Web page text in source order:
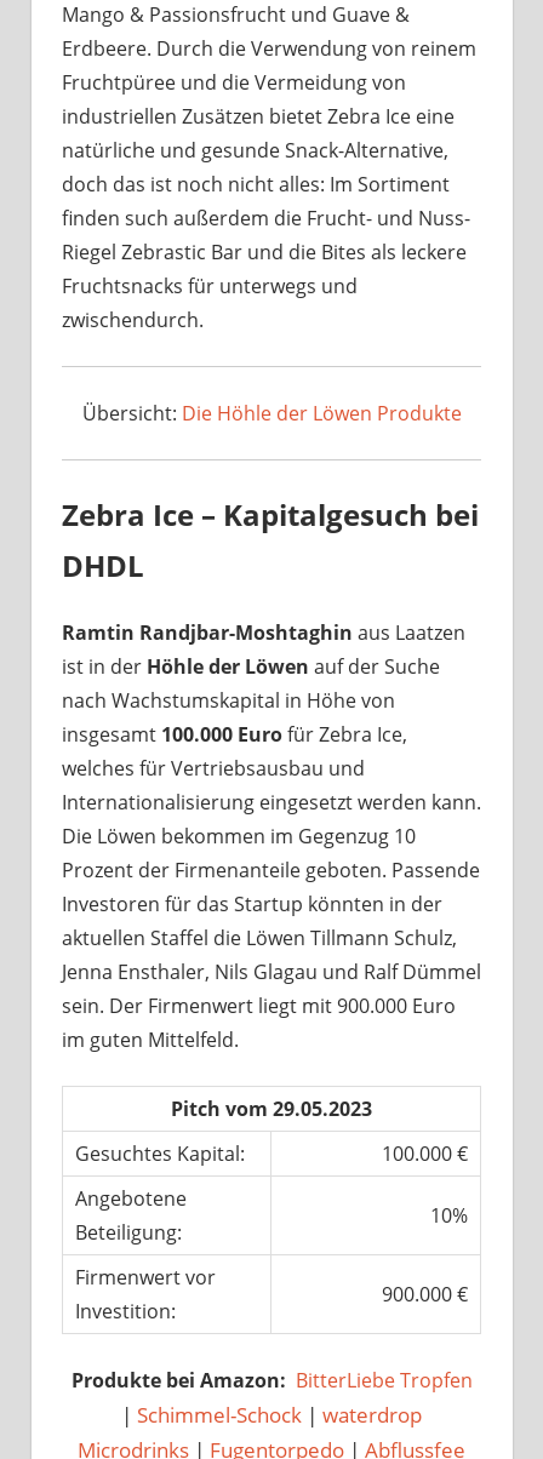
Mango & Passionsfrucht und Guave &
Erdbeere. Durch die Verwendung von reinem
Fruchtpüree und die Vermeidung von
industriellen Zusätzen bietet Zebra Ice eine
natürliche und gesunde Snack-Alternative,
doch das ist noch nicht alles: Im Sortiment
finden such außerdem die Frucht- und Nuss-
Riegel Zebrastic Bar und die Bites als leckere
Fruchtsnacks für unterwegs und
zwischendurch.
Übersicht: Die Höhle der Löwen Produkte
Zebra Ice – Kapitalgesuch bei
DHDL
Ramtin Randjbar-Moshtaghin aus Laatzen
ist in der Höhle der Löwen auf der Suche
nach Wachstumskapital in Höhe von
insgesamt 100.000 Eurofür Zebra Ice,
welches für Vertriebsausbau und
Internationalisierung eingesetzt werden kann.
Die Löwen bekommen im Gegenzug 10
Prozent der Firmenanteile geboten. Passende
Investoren für das Startup könnten in der
aktuellen Staffel die Löwen Tillmann Schulz,
Jenna Ensthaler, Nils Glagau und Ralf Dümmel
sein. Der Firmenwert liegt mit 900.000 Euro
im guten Mittelfeld.
Pitch vom 29.05.2023
Gesuchtes Kapital:
100.000 €
Angebotene
Beteiligung:
10%
Firmenwert vor
Investition:
900.000 €
Produkte bei Amazon: BitterLiebe Tropfen
| Schimmel-Schock | waterdrop
Microdrinks | Fugentorpedo | Abflussfee